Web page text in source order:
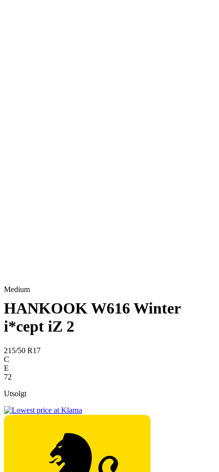
Medium
HANKOOK W616 Winter
i*cept iZ 2
215/50 R17
C
E
72
Utsolgt